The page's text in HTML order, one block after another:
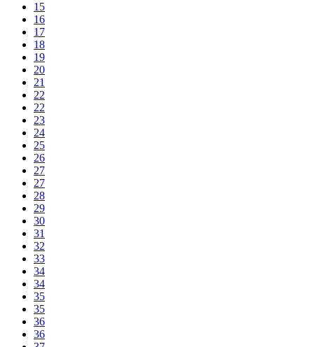
15
16
17
18
19
20
21
22
22
23
24
25
26
27
27
28
29
30
31
32
33
34
34
35
35
36
36